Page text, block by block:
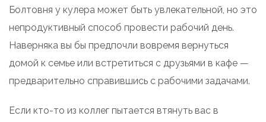
Болтовня у кулера может быть увлекательной, но это
непродуктивный способ провести рабочий день.
Наверняка вы бы предпочли вовремя вернуться
домой к семье или встретиться с друзьями в кафе —
предварительно справившись с рабочими задачами.
Если кто-то из коллег пытается втянуть вас в